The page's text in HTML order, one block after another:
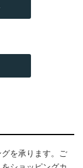
を承ります。ご